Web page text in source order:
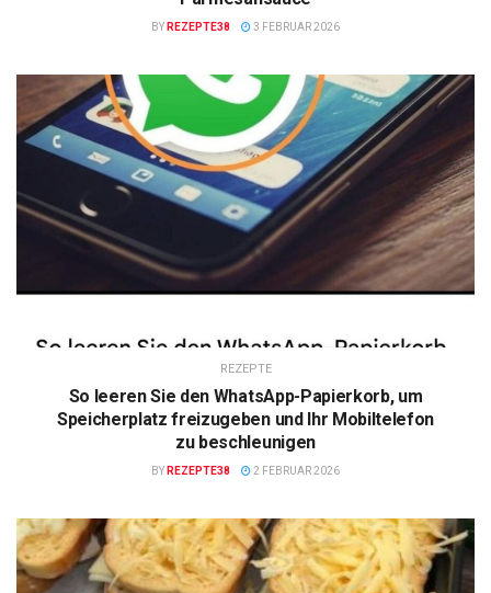
BY REZEPTE38 3 FEBRUAR 2026
REZEPTE
So leeren Sie den WhatsApp-Papierkorb, um
Speicherplatz freizugeben und Ihr Mobiltelefon
zu beschleunigen
BY REZEPTE38 2 FEBRUAR 2026